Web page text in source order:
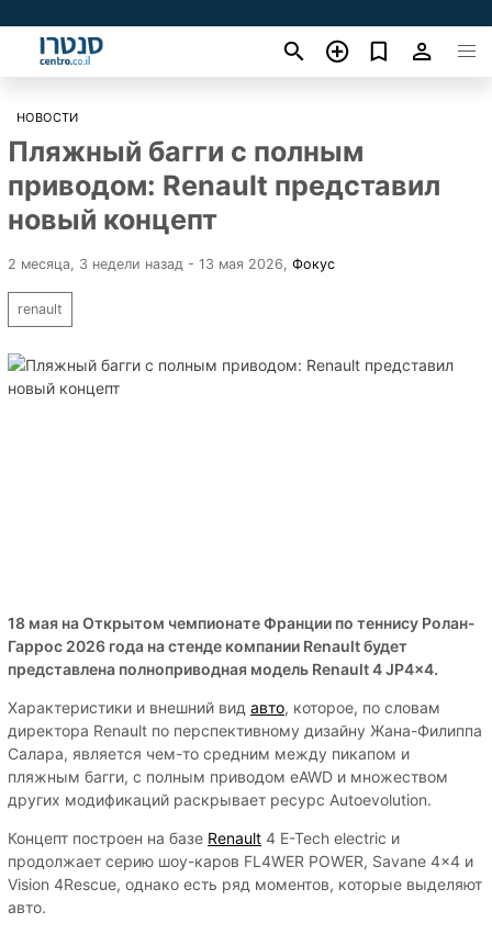
НОВОСТИ
Пляжный багги с полным
приводом: Renault представил
новый концепт
2 месяца, 3 недели назад - 13 мая 2026 Фокус
renault
18 мая на Открытом чемпионате Франции по теннису Ролан-
Гаррос 2026 года на стенде компании Renault будет
представлена полноприводная модель Renault 4 JP4x4.
Характеристики и внешний вид авто, которое, по словам
директора Renault по перспективному дизайну Жана-Филиппа
Салара, является чем-то средним между пикапом и
пляжным багги, с полным приводом eAWD и множеством
других модификаций раскрывает ресурс Аutoevolution.
Концепт построен на базе Renault 4 E-Tech electric и
продолжает серию шоу-каров FL4WER POWER, Savane 4x4 и
Vision 4Rescue, однако есть ряд моментов, которые выделяют
авто.